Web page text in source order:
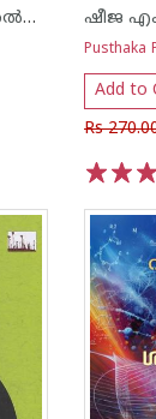
ജോസ്ട്രോം ഐസക് കൂരൽത്തടം ഷീജ
Pusthaka
Add to
Rs